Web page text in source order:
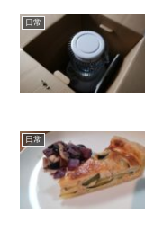
日常
日常